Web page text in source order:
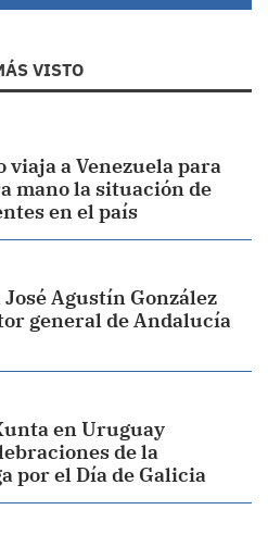
VISTO
viaja a Venezuela para
mano la situación de
en el país
Agustín González
general de Andalucía
en Uruguay
de la
por el Día de Galicia